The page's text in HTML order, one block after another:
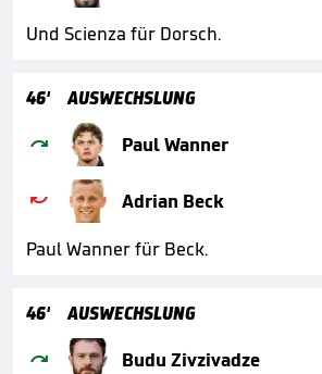
Und Scienza für Dorsch.
46' AUSWECHSLUNG
 Paul Wanner

Adrian Beck
Paul Wanner für Beck.
46' AUSWECHSLUNG
 Budu Zivzivadze